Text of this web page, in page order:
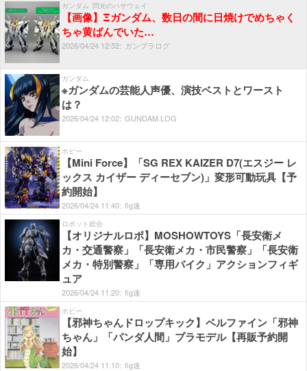
ガンダム 閃光のハサウェイ
【画像】Ξガンダム、数日の間に日焼けでめちゃく
ちゃ黄ばんでいた…
2026/04/24 12:52: ガンプラログ
ガンダム
※ガンダムの芸能人声優、演技ベストとワースト
は？
2026/04/24 12:02: GUNDAM.LOG
ホビー
【Mini Force】「SG REX KAIZER D7(エスジー レ
ックス カイザー ディーセブン)」変形可動玩具【予
約開始】
2026/04/24 11:40: fig速
ロボット総合
【オリジナルロボ】MOSHOWTOYS「長安衛メ
カ・交通警察」「長安衛メカ・市民警察」「長安衛
メカ・特別警察」「専用バイク」アクションフィギ
ュア
2026/04/24 11:20: fig速
ホビー
【邪神ちゃんドロップキック】ベルファイン「邪神
ちゃん」「パンダ人間」プラモデル【再販予約開
始】
2026/04/24 11:10: fig速